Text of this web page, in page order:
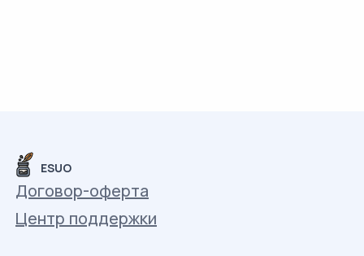
ESUO
Договор-оферта
Центр поддержки